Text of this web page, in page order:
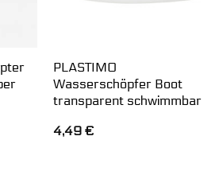
PLASTIMO
Wasserschöpfer Boot
transparent schwimmbar
4,49 €